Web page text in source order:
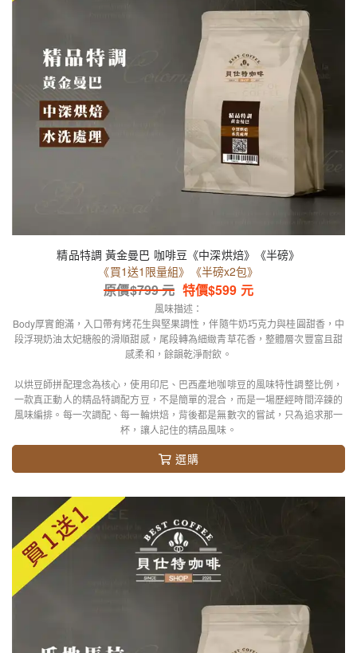
精品特調 黃金曼巴 咖啡豆《中深烘焙》《半磅》
《買1送1限量組》《半磅x2包》
原價$799元 特價$599 元
風味描述：
Body厚實飽滿，入口帶有烤花生與堅果調性，伴隨牛奶巧克力與桂圓甜香，中
段浮現奶油太妃糖般的滑順甜感，尾段轉為細緻青草花香，整體層次豐富且甜
感柔和，餘韻乾淨耐飲。
以烘豆師拼配理念為核心，使用印尼、巴西產地咖啡豆的風味特性調整比例，
一款真正動人的精品特調配方豆，不是簡單的混合，而是一場歷經時間淬鍊的
風味編排。每一次調配、每一輪烘焙，背後都是無數次的嘗試，只為追求那一
杯，讓人記住的精品風味。
選購